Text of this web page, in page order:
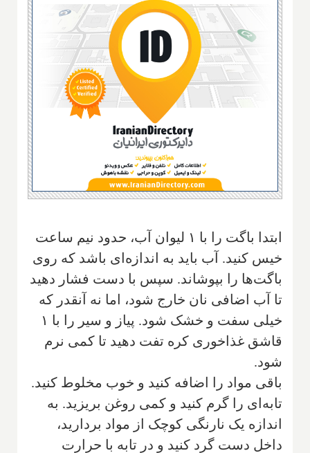
ابتدا باگت را با ۱ لیوان آب، حدود نیم ساعت
خیس کنید. آب باید به اندازه‌ای باشد که روی
باگت‌ها را بپوشاند. سپس با دست فشار دهید
تا آب اضافی نان خارج شود، اما نه آنقدر که
خیلی سفت و خشک شود. پیاز و سیر را با ۱
قاشق غذاخوری کره تفت دهید تا کمی نرم
شود.
باقی مواد را اضافه کنید و خوب مخلوط کنید.
تابه‌ای را گرم کنید و کمی روغن بریزید. به
اندازه یک نارنگی کوچک از مواد بردارید،
داخل دست گرد کنید و در تابه با حرارت